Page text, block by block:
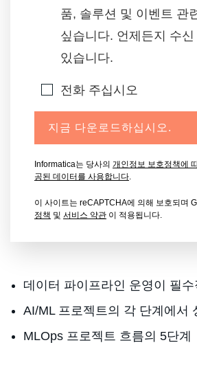
품, 솔루션 및 이벤트 관
싶습니다. 언제든지 수
있습니다.
전화 주십시오
지금 다운로드하십시오.
Informatica는 당사의 개인정보 보호정책에
공된 데이터를 사용합니다.
이 사이트는 reCAPTCHA에 의해 보호되며
정책 및 서비스 약관 이 적용됩니다.
데이터 파이프라인 운영이 필
AI/ML 프로젝트의 각 단계에서
MLOps 프로젝트 흐름의 5단계